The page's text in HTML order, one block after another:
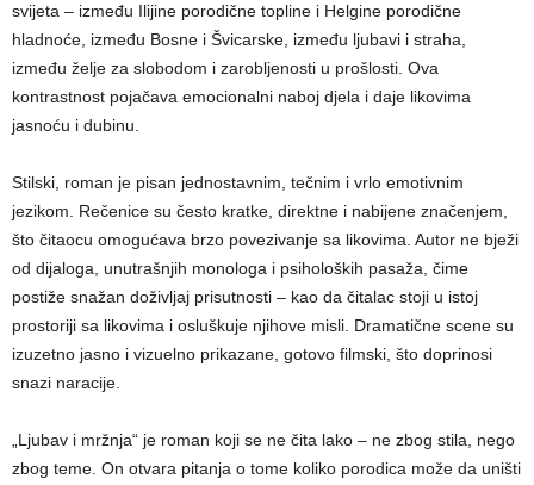
svijeta – između Ilijine porodične topline i Helgine porodične
hladnoće, između Bosne i Švicarske, između ljubavi i straha,
između želje za slobodom i zarobljenosti u prošlosti. Ova
kontrastnost pojačava emocionalni naboj djela i daje likovima
jasnoću i dubinu.
Stilski, roman je pisan jednostavnim, tečnim i vrlo emotivnim
jezikom. Rečenice su često kratke, direktne i nabijene značenjem,
što čitaocu omogućava brzo povezivanje sa likovima. Autor ne bježi
od dijaloga, unutrašnjih monologa i psiholoških pasaža, čime
postiže snažan doživljaj prisutnosti – kao da čitalac stoji u istoj
prostoriji sa likovima i osluškuje njihove misli. Dramatične scene su
izuzetno jasno i vizuelno prikazane, gotovo filmski, što doprinosi
snazi naracije.
„Ljubav i mržnja“ je roman koji se ne čita lako – ne zbog stila, nego
zbog teme. On otvara pitanja o tome koliko porodica može da uništi